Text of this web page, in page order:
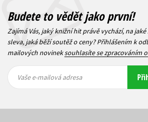
Budete to vědět jako první!
Zajímá Vás, jaký knižní hit právě vychází, na
sleva, jaká běží soutěž o ceny? Přihlášením k
mailových novineksouhlasíte se zpracováním
mailová
mailová
Vaše e-mailová adresa